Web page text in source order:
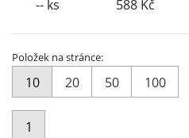
-- ks
588 Kč
Položek na stránce:
10 20 50 100
1